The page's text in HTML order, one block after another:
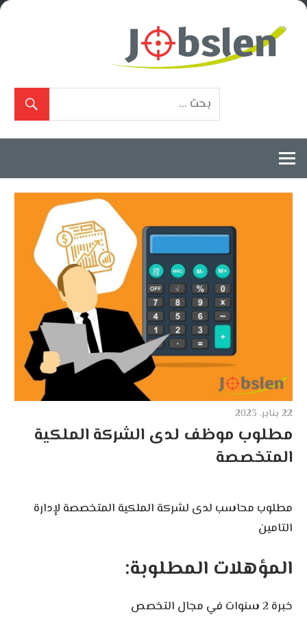
Skip
22 يناير، 2023
مطلوب موظف لدى الشركة الملكية
المتخصصة
مطلوب محاسب لدى لشركة الملكية المتخصصة لإدارة
التامين
المؤهلات المطلوبة:
خبرة 2 سنوات في مجال التخصص